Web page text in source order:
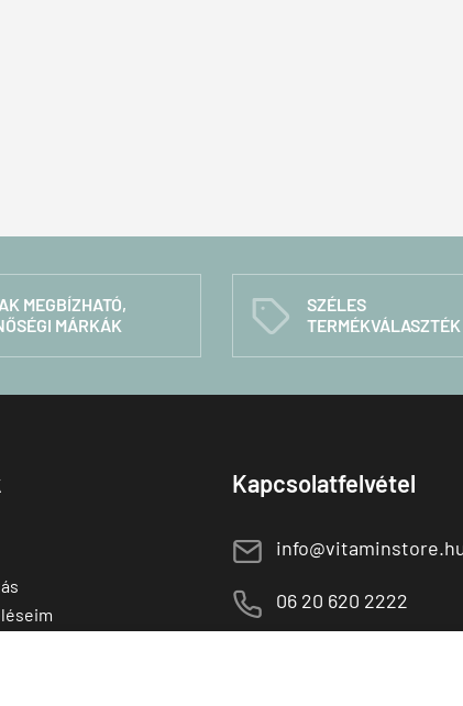
MEGBÍZHATÓ,
MÁRKÁK
C
SZÉLES
TERMÉKVÁLASZTÉK
Kapcsolatfelvétel
E
M 06 20 620 2222